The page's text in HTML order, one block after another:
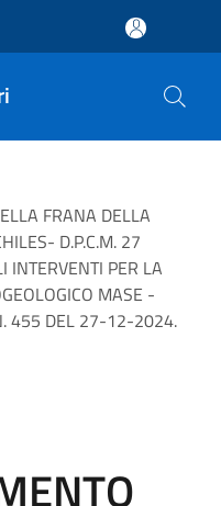
FRANA DELLA
D.P.C.M. 27
INTERVENTI PER LA
MASE -
455 DEL 27-12-2024.